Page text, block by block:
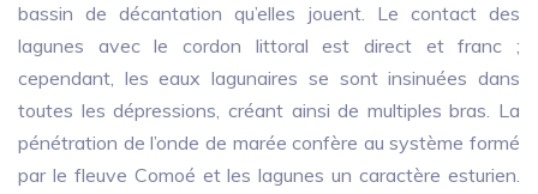
bassin de décantation qu’elles jouent. Le contact des
lagunes avec le cordon littoral est direct et franc ;
cependant, les eaux lagunaires se sont insinuées dans
toutes les dépressions, créant ainsi de multiples bras. La
pénétration de l’onde de marée confère au système formé
par le fleuve Comoé et les lagunes un caractère esturien.